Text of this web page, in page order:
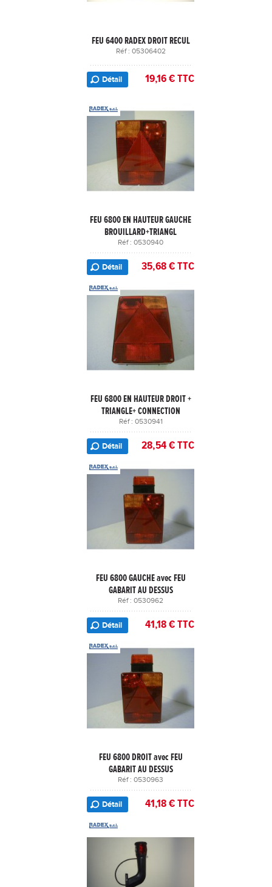
FEU 6400 RADEX DROIT RECUL
Réf : 05306402
Détail 19,16 € TTC
FEU 6800 EN HAUTEUR GAUCHE
BROUILLARD+TRIANGL
Réf : 0530940
Détail 35,68 € TTC
FEU 6800 EN HAUTEUR DROIT +
TRIANGLE+ CONNECTION
Réf : 0530941
Détail 28,54 € TTC
FEU 6800 GAUCHE avec FEU
GABARIT AU DESSUS
Réf : 0530962
Détail 41,18 € TTC
FEU 6800 DROIT avec FEU
GABARIT AU DESSUS
Réf : 0530963
Détail 41,18 € TTC